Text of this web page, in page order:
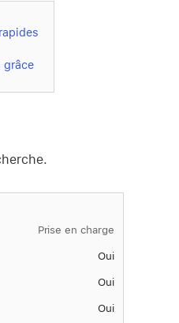
grâce
Prise en charge
Oui
Oui
Oui